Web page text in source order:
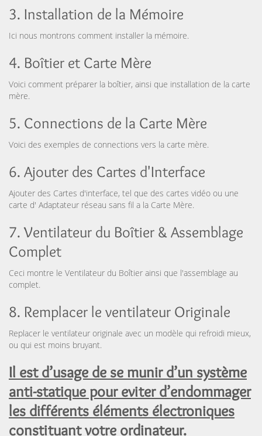
3. Installation de la Mémoire
Ici nous montrons comment installer la mémoire.
4. Boîtier et Carte Mère
Voici comment préparer la boîtier, ainsi que installation de la carte
mère.
5. Connections de la Carte Mère
Voici des exemples de connections vers la carte mère.
6. Ajouter des Cartes d'Interface
Ajouter des Cartes d'interface, tel que des cartes vidéo ou une
carte d' Adaptateur réseau sans fil a la Carte Mère.
7. Ventilateur du Boîtier & Assemblage
Complet
Ceci montre le Ventilateur du Boîtier ainsi que l'assemblage au
complet.
8. Remplacer le ventilateur Originale
Replacer le ventilateur originale avec un modèle qui refroidi mieux,
ou qui est moins bruyant.
Il est d’usage de se munir d’un système
anti-statique pour eviter d’endommager
les différents éléments électroniques
constituant votre ordinateur.